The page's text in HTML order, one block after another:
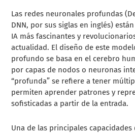
Las redes neuronales profundas
DNN, por sus siglas en inglés)
IA más fascinantes y
actualidad. El diseño de este
profundo se basa en el cerebro
por capas de nodos o neuronas
“profunda” se refiere a tener
permiten aprender patrones y
sofisticadas a partir de la entrada.
Una de las principales capacidades